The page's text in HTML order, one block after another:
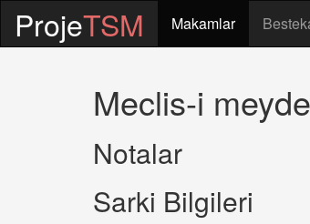
ProjeTSM Makamlar
Meclis-i
Notalar
Sarki Bilgileri